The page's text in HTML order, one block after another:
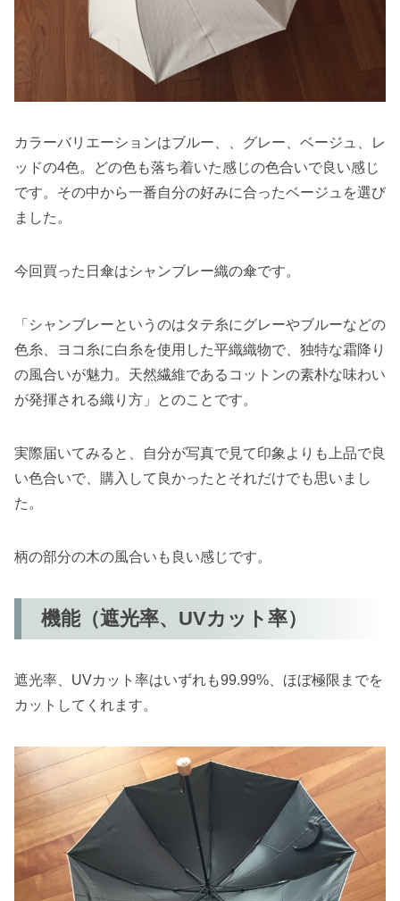
カラーバリエーションはブルー、、グレー、ベージュ、レ
ッドの4色。どの色も落ち着いた感じの色合いで良い感じ
です。その中から一番自分の好みに合ったベージュを選び
ました。
今回買った日傘はシャンブレー織の傘です。
「シャンブレーというのはタテ糸にグレーやブルーなどの
色糸、ヨコ糸に白糸を使用した平織織物で、独特な霜降り
の風合いが魅力。天然繊維であるコットンの素朴な味わい
が発揮される織り方」とのことです。
実際届いてみると、自分が写真で見て印象よりも上品で良
い色合いで、購入して良かったとそれだけでも思いまし
た。
柄の部分の木の風合いも良い感じです。
機能（遮光率、UVカット率）
遮光率、UVカット率はいずれも99.99%、ほぼ極限までを
カットしてくれます。